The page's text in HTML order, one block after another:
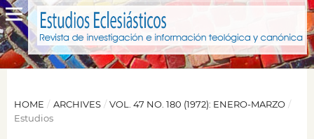
HOME / ARCHIVES / VOL. 47 NO. 180 (1972): ENERO-MARZO /
Estudios